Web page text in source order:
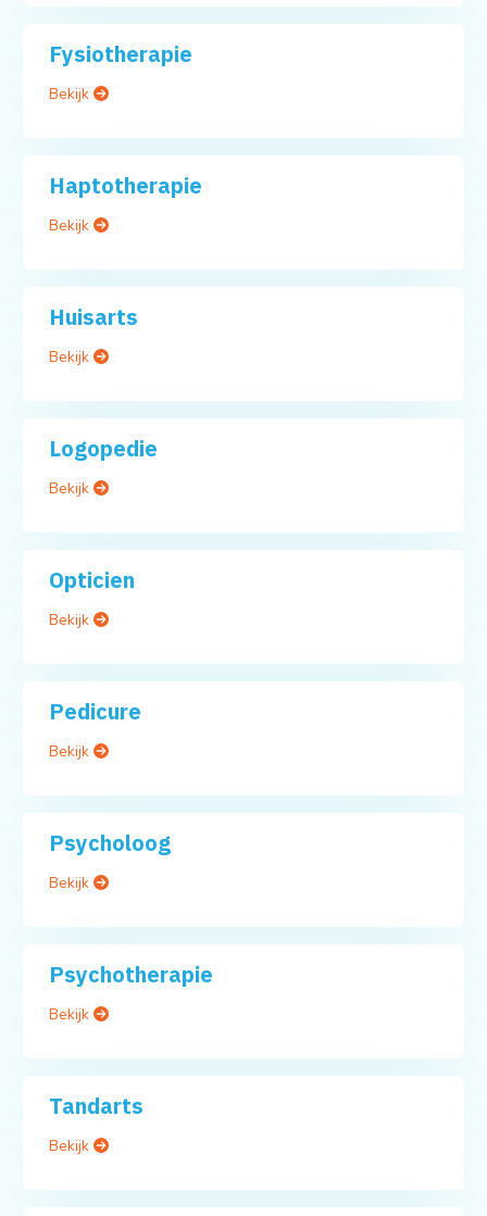
Fysiotherapie
Bekijk
Haptotherapie
Bekijk
Huisarts
Bekijk
Logopedie
Bekijk
Opticien
Bekijk
Pedicure
Bekijk
Psycholoog
Bekijk
Psychotherapie
Bekijk
Tandarts
Bekijk